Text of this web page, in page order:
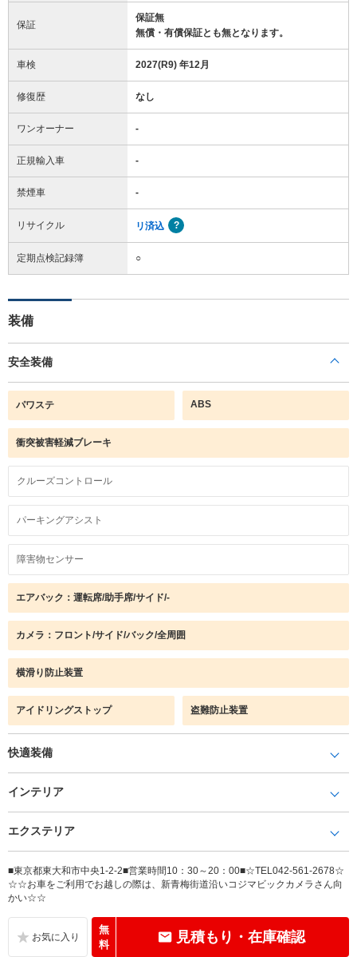
保証
保証無
無償・有償保証とも無となります。
車検 2027(R9) 年12月
修復歴 なし
ワンオーナー -
正規輸入車 -
禁煙車 -
リサイクル リ済込
定期点検記録簿 ○
装備
安全装備
パワステ ABS
衝突被害軽減ブレーキ
クルーズコントロール
パーキングアシスト
障害物センサー
エアバック：運転席/助手席/サイド/-
カメラ：フロント/サイド/バック/全周囲
横滑り防止装置
アイドリングストップ 盗難防止装置
快適装備
インテリア
エクステリア
■東京都東大和市中央1-2-2■営業時間10：30～20：00■☆TEL042-561-2678☆
☆☆お車をご利用でお越しの際は、新青梅街道沿いコジマビックカメラさん向
かい☆☆
無
料
見積もり・在庫確認